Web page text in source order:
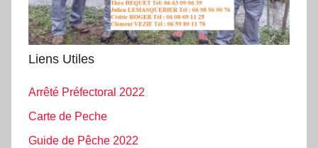
Liens Utiles
Arrêté Préfectoral 2022
Carte de Peche
Guide de Pêche 2022